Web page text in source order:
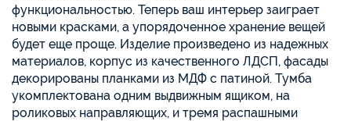
функциональностью. Теперь ваш интерьер заиграет
новыми красками, а упорядоченное хранение вещей
будет еще проще. Изделие произведено из надежных
материалов, корпус из качественного ЛДСП, фасады
декорированы планками из МДФ с патиной. Тумба
укомплектована одним выдвижным ящиком, на
роликовых направляющих, и тремя распашными